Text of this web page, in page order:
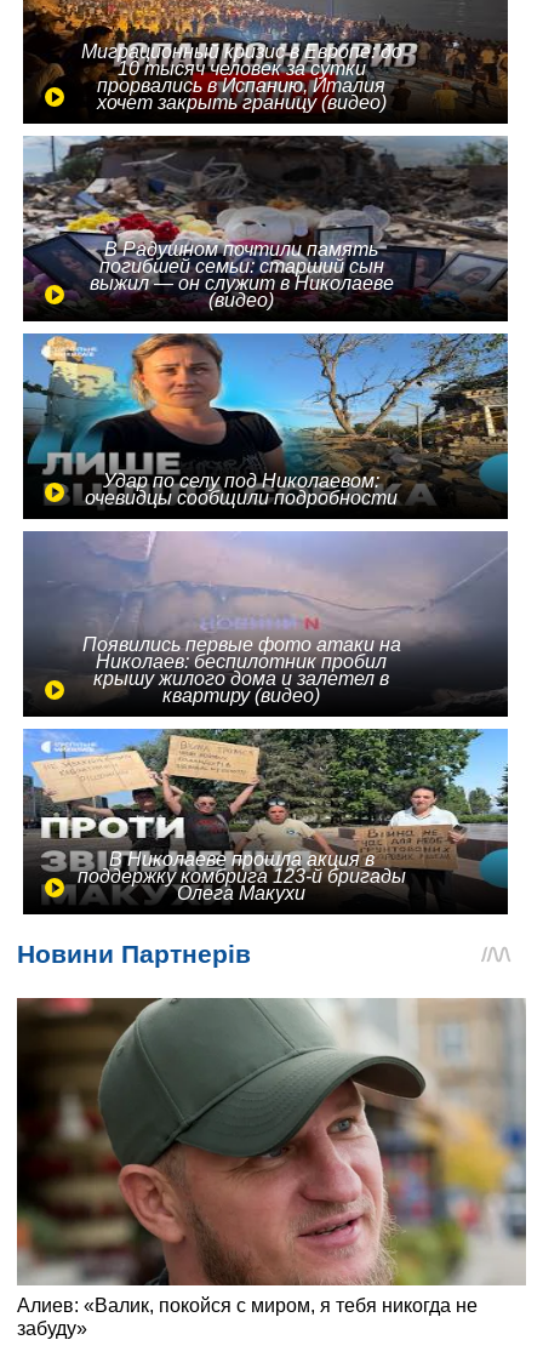
Миграционный кризис в Европе: до
10 тысяч человек за сутки
прорвались в Испанию, Италия
хочет закрыть границу (видео)
В Радушном почтили память
погибшей семьи: старший сын
выжил — он служит в Николаеве
(видео)
Удар по селу под Николаевом:
очевидцы сообщили подробности
Появились первые фото атаки на
Николаев: беспилотник пробил
крышу жилого дома и залетел в
квартиру (видео)
В Николаеве прошла акция в
поддержку комбрига 123-й бригады
Олега Макухи